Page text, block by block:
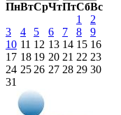
ПнВтСрЧтПтСбВс
1
2
3
4 5 6 7 8
9
10 11 12 13 14 15 16
17 18 19 20 21 22 23
24 25 26 27 28 29 30
31